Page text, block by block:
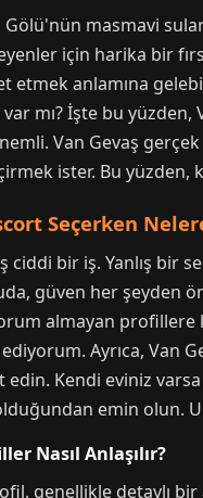
Gölü'nün masmavi
için harika bir
etmek anlamına
mı? İşte bu yüzden,
Van Gevaş
ister. Bu yüzden,
Seçerken
ciddi bir iş. Yanlış bir
güven her şeyden
almayan
Ayrıca, Van
edin. Kendi eviniz
emin olun.
Nasıl Anlaşılır?
genellikle detaylı bir